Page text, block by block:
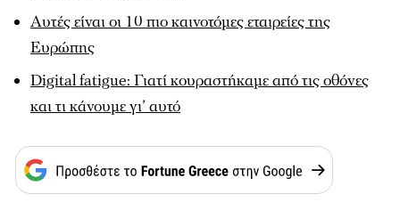
Αυτές είναι οι 10 πιο καινοτόμες εταιρείες της
Ευρώπης
Digital fatigue: Γιατί κουραστήκαμε από τις οθόνες
και τι κάνουμε γι’ αυτό